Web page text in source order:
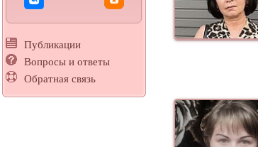
Публикации
Вопросы и ответы
Обратная связь